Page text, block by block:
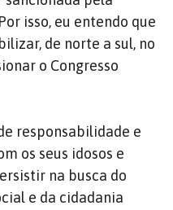
isso, eu entendo que
de norte a sul, no
o Congresso
responsabilidade e
os seus idosos e
na busca do
e da cidadania